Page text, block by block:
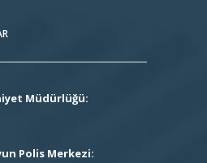
Müdürlüğü:
Polis Merkezi: